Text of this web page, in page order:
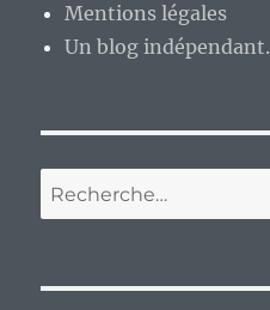
Mentions légales
Un blog indépendant.
Recherche
pour :